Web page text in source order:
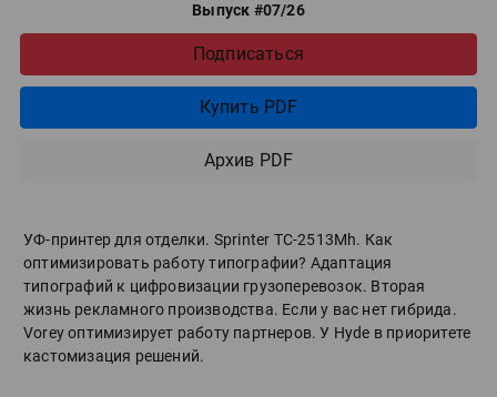
Выпуск #07/26
Подписаться
Купить PDF
Архив PDF
УФ-принтер для отделки. Sprinter ТС-2513Mh. Как
оптимизировать работу типографии? Адаптация
типографий к цифровизации грузоперевозок. Вторая
жизнь рекламного производства. Если у вас нет гибрида.
Vorey оптимизирует работу партнеров. У Hyde в приоритете
кастомизация решений.